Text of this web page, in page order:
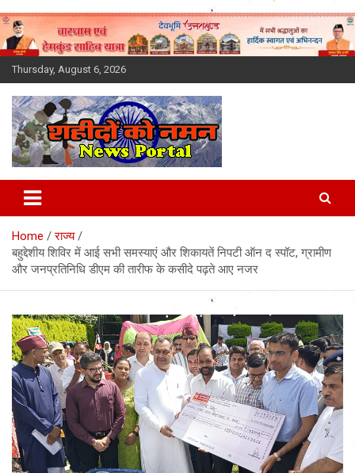
Skip
to
content
Thursday, August 6, 2026
Latest News Today, Breaking
News, Uttarakhand News in
Hindi
Home
राज्य
बहुद्देशीय शिविर में आई सभी समस्याएं और शिकायतें निपटी ऑन द स्पॉट, ग्रामीण
और जनप्रतिनिधि डीएम की तारीफ के कसीदे पढ़ते आए नजर